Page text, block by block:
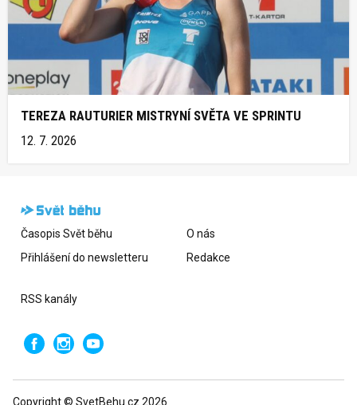
TEREZA RAUTURIER MISTRYNÍ SVĚTA VE SPRINTU
12. 7. 2026
Časopis Svět běhu
Přihlášení do newsletteru
O nás
Redakce
RSS kanály
Copyright © SvetBehu.cz 2026